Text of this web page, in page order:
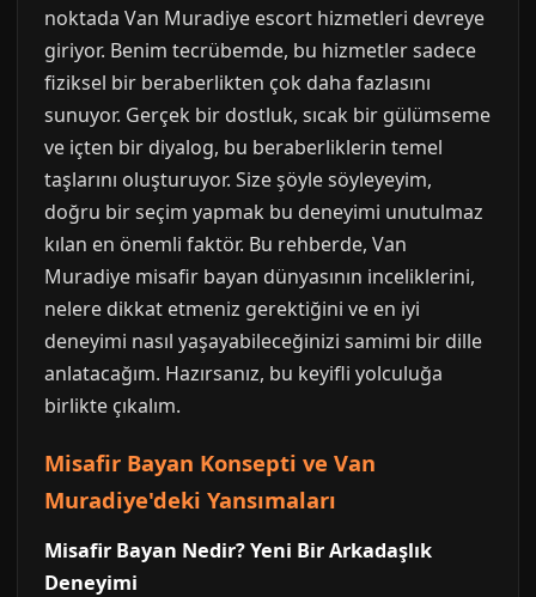
noktada Van Muradiye escort hizmetleri devreye
giriyor. Benim tecrübemde, bu hizmetler sadece
fiziksel bir beraberlikten çok daha fazlasını
sunuyor. Gerçek bir dostluk, sıcak bir gülümseme
ve içten bir diyalog, bu beraberliklerin temel
taşlarını oluşturuyor. Size şöyle söyleyeyim,
doğru bir seçim yapmak bu deneyimi unutulmaz
kılan en önemli faktör. Bu rehberde, Van
Muradiye misafir bayan dünyasının inceliklerini,
nelere dikkat etmeniz gerektiğini ve en iyi
deneyimi nasıl yaşayabileceğinizi samimi bir dille
anlatacağım. Hazırsanız, bu keyifli yolculuğa
birlikte çıkalım.
Misafir Bayan Konsepti ve Van
Muradiye'deki Yansımaları
Misafir Bayan Nedir? Yeni Bir Arkadaşlık
Deneyimi